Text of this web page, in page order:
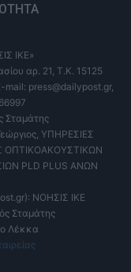
ΙΚΕ»
αρ. 21, Τ.Κ. 15125
press@dailypost.gr,
Σταμάτης
ΥΠΗΡΕΣΙΕΣ
PLD PLUS ΑΝΩΝ
ΝΟΗΣΙΣ ΙΚΕ
Σταμάτης
Λέκκα